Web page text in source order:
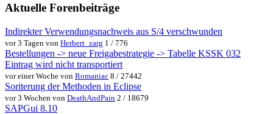
Aktuelle Forenbeiträge
Indirekter Verwendungsnachweis aus S/4 verschwunden
vor 3 Tagen von Herbert_zarg 1 / 776
Bestellungen -> neue Freigabestrategie -> Tabelle KSSK 032
Eintrag wird nicht transportiert
vor einer Woche von Romaniac 8 / 27442
Soriterung der Methoden in Eclipse
vor 3 Wochen von DeathAndPain 2 / 18679
SAPGui 8.10